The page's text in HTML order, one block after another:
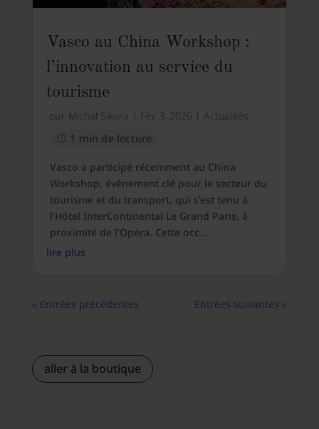
Vasco au China Workshop :
l’innovation au service du
tourisme
par Michał Sikora Fév 3, 2026
Actualités
1 min de lecture
Vasco a participé récemment au China
Workshop, événement clé pour le secteur du
tourisme et du transport, qui s’est tenu à
l’Hôtel InterContinental Le Grand Paris, à
proximité de l’Opéra. Cette occ...
lire plus
« Entrées précédentes Entrées suivantes »
aller à la boutique